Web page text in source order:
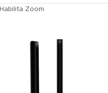
Habilita Zoom